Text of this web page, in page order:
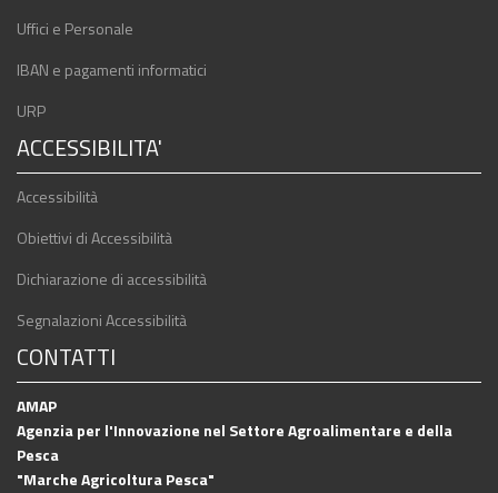
Uffici e Personale
IBAN e pagamenti informatici
URP
ACCESSIBILITA'
Accessibilità
Obiettivi di Accessibilità
Dichiarazione di accessibilità
Segnalazioni Accessibilità
CONTATTI
AMAP
Agenzia per l'Innovazione nel Settore Agroalimentare e della
Pesca
"Marche Agricoltura Pesca"